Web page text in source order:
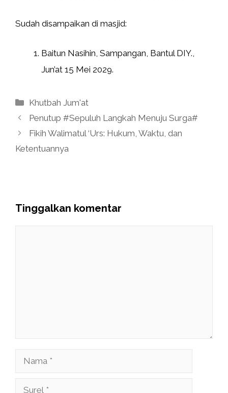
Sudah disampaikan di masjid:
Baitun Nasihin, Sampangan, Bantul DIY.,
Jun’at 15 Mei 2029.
Kategori
Khutbah Jum'at
Penutup #Sepuluh Langkah Menuju Surga#
Fikih Walimatul ‘Urs: Hukum, Waktu, dan
Ketentuannya
Tinggalkan komentar
Nama
Surel